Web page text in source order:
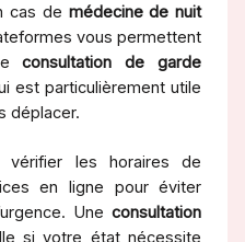
cas de médecine de nuit
vous permettent
consultation de garde
est particulièrement utile
déplacer.
les horaires de
en ligne pour éviter
Uneconsultation
si votre état nécessite